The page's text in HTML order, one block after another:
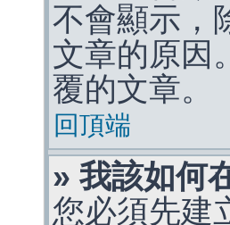
不會顯示，
文章的原因
覆的文章。
回頂端
» 我該如何
您必須先建